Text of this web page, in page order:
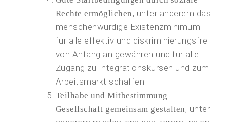
Rechte ermöglichen, unter anderem das
menschenwürdige Existenzmini­mum
für alle effektiv und diskriminierungsfrei
von Anfang an gewähren und für alle
Zugang zu Integrationskursen und zum
Arbeitsmarkt schaffen.
Teilhabe und Mitbestimmung –
Gesellschaft gemeinsam gestalten, unter